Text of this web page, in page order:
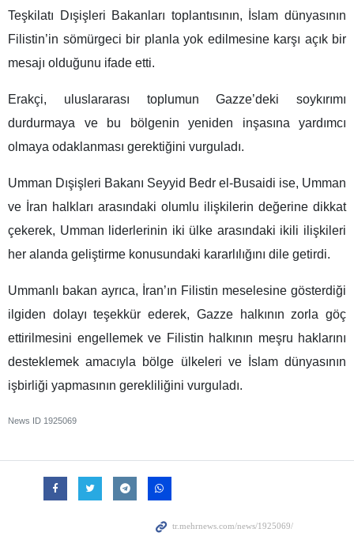
Teşkilatı Dışişleri Bakanları toplantısının, İslam dünyasının
Filistin’in sömürgeci bir planla yok edilmesine karşı açık bir
mesajı olduğunu ifade etti.
Erakçi, uluslararası toplumun Gazze’deki soykırımı
durdurmaya ve bu bölgenin yeniden inşasına yardımcı
olmaya odaklanması gerektiğini vurguladı.
Umman Dışişleri Bakanı Seyyid Bedr el-Busaidi ise, Umman
ve İran halkları arasındaki olumlu ilişkilerin değerine dikkat
çekerek, Umman liderlerinin iki ülke arasındaki ikili ilişkileri
her alanda geliştirme konusundaki kararlılığını dile getirdi.
Ummanlı bakan ayrıca, İran’ın Filistin meselesine gösterdiği
ilgiden dolayı teşekkür ederek, Gazze halkının zorla göç
ettirilmesini engellemek ve Filistin halkının meşru haklarını
desteklemek amacıyla bölge ülkeleri ve İslam dünyasının
işbirliği yapmasının gerekliliğini vurguladı.
News ID 1925069